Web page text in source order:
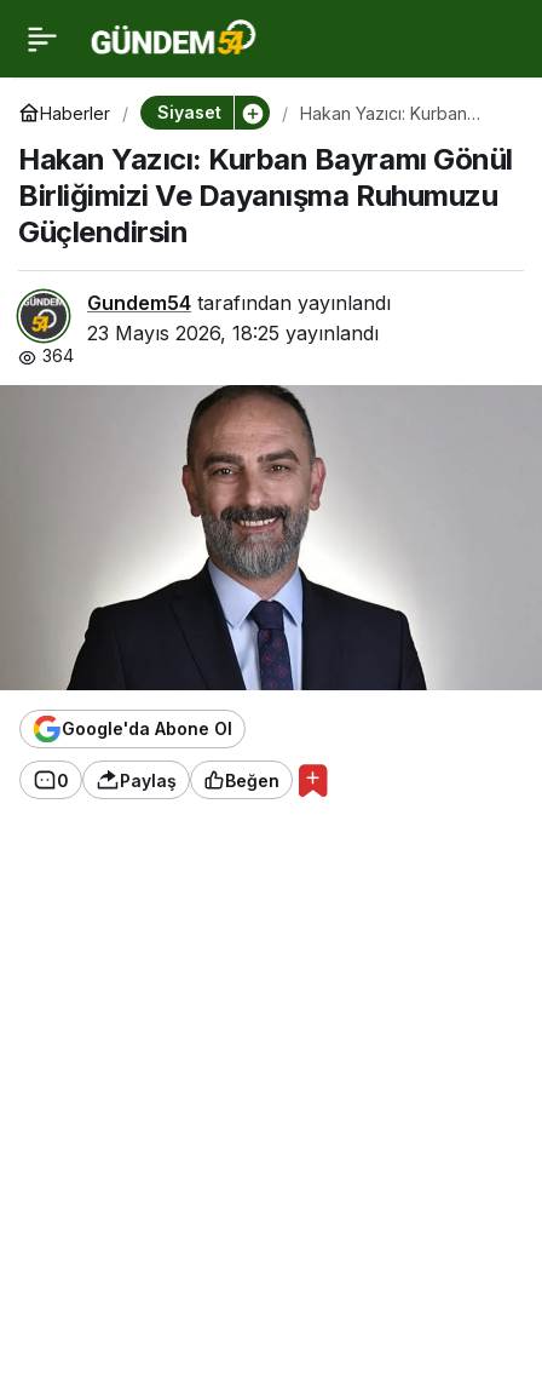
Haberler Siyaset
Hakan Yazıcı: Kurban
Ve Dayanışma Ruhumuzu
Güçlendirsin
Hakan Yazıcı: Kurban Bayramı Gönül
Birliğimizi Ve Dayanışma Ruhumuzu
Güçlendirsin
Gundem54 tarafından yayınlandı
23 Mayıs 2026, 18:25 yayınlandı
364
Google'da Abone Ol
0 Paylaş Beğen
Hakan Yazıcı: Kurban
Bayramı Gönül Birliğimizi
Ve Dayanışma
Ruhumuzu Güçlendirsin